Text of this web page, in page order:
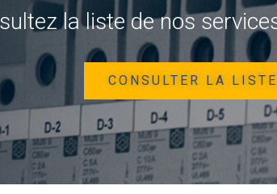
la liste de nos
CONSULTER LA